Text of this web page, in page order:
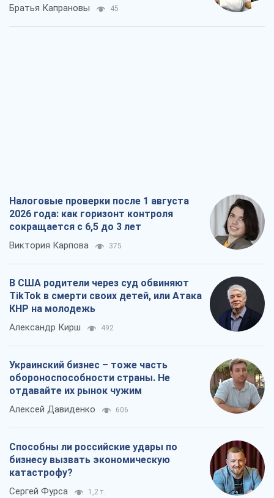
Братья Капрановы 45
Налоговые проверки после 1 августа
2026 года: как горизонт контроля
сокращается с 6,5 до 3 лет
Виктория Карпова 375
В США родители через суд обвиняют
TikTok в смерти своих детей, или Атака
КНР на молодежь
Александр Кирш 492
Украинский бизнес – тоже часть
обороноспособности страны. Не
отдавайте их рынок чужим
Алексей Давиденко 606
Способны ли российские удары по
бизнесу вызвать экономическую
катастрофу?
Сергей Фурса 1,2 т.